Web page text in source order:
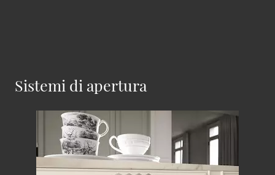
Sistemi di apertura